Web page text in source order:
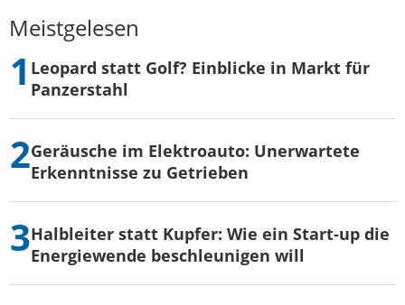
Meistgelesen
Leopard statt Golf? Einblicke in Markt für
Panzerstahl
Geräusche im Elektroauto: Unerwartete
Erkenntnisse zu Getrieben
Halbleiter statt Kupfer: Wie ein Start-up die
Energiewende beschleunigen will